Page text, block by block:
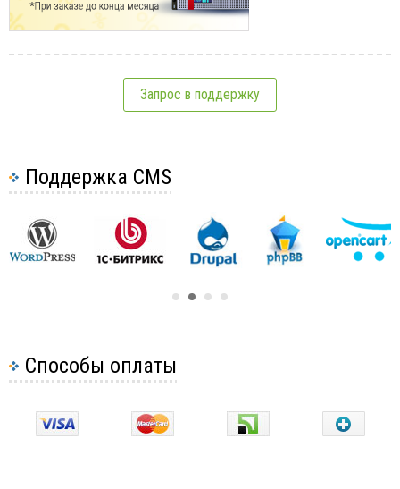
Запрос в поддержку
Поддержка CMS
Способы оплаты